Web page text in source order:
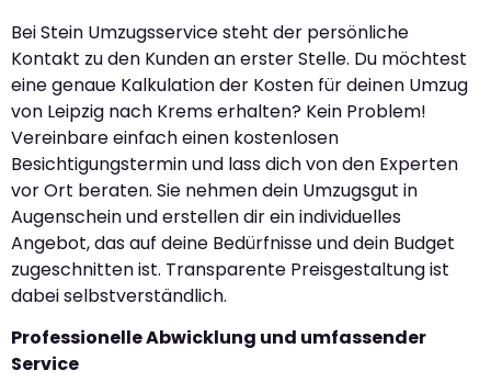
Bei Stein Umzugsservice steht der persönliche
Kontakt zu den Kunden an erster Stelle. Du möchtest
eine genaue Kalkulation der Kosten für deinen Umzug
von Leipzig nach Krems erhalten? Kein Problem!
Vereinbare einfach einen kostenlosen
Besichtigungstermin und lass dich von den Experten
vor Ort beraten. Sie nehmen dein Umzugsgut in
Augenschein und erstellen dir ein individuelles
Angebot, das auf deine Bedürfnisse und dein Budget
zugeschnitten ist. Transparente Preisgestaltung ist
dabei selbstverständlich.
Professionelle Abwicklung und umfassender
Service